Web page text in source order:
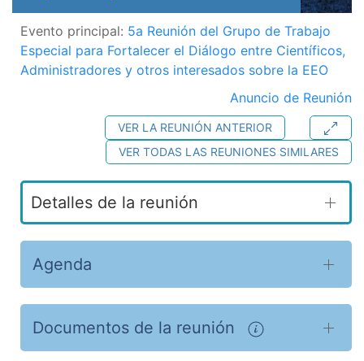
Evento principal: 5a Reunión del Grupo de Trabajo
Especial para Fortalecer el Diálogo entre Científicos,
Administradores y otros interesados sobre la EEO
Anuncio de Reunión
VER LA REUNIÓN ANTERIOR
VER TODAS LAS REUNIONES SIMILARES
Detalles de la reunión
Agenda
Documentos de la reunión